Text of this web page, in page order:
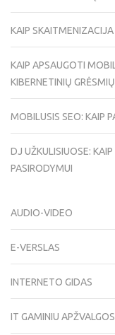
KAIP SKAITMENIZACIJA
KAIP APSAUGOTI
KIBERNETINIŲ
MOBILUSIS SEO: KAIP
DJ UŽKULISIUOSE:
PASIRODYMUI
AUDIO-VIDEO
E-VERSLAS
INTERNETO GIDAS
IT GAMINIU APŽVALGOS